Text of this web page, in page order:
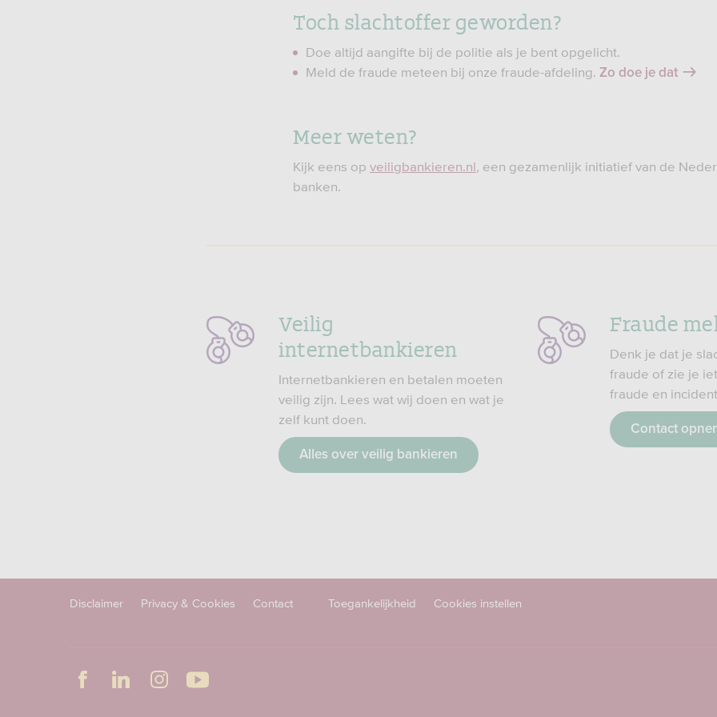
Toch slachtoffer geworden?
Doe altijd aangifte bij de politie als je bent opgelicht.
Meld de fraude meteen bij onze fraude-afdeling. Zo doe je dat
Meer weten?
Kijk eens op veiligbankieren.nl, een gezamenlijk initiatief van de
banken.
Veilig
internetbankieren
Internetbankieren en betalen moeten
veilig zijn. Lees wat wij doen en wat je
zelf kunt doen.
Alles over veilig bankieren
Fraude
Denk je dat je
fraude of zie je
fraude en
Contact
Disclaimer Privacy & Cookies Contact Toegankelijkheid Cookies instellen